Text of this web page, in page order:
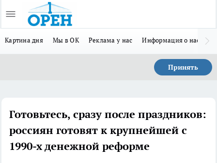
Картина дня Мы в ОК Реклама у нас Информация о нас
Принять
Готовьтесь, сразу после праздников:
россиян готовят к крупнейшей с
1990-х денежной реформе